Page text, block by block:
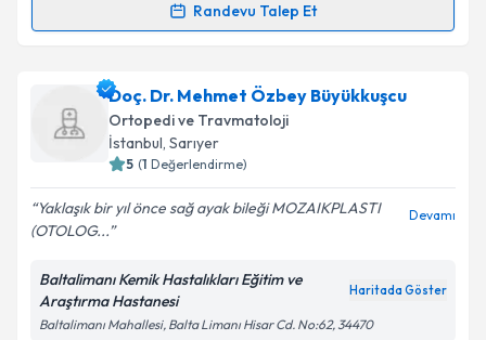
Randevu Talep Et
Randevu Takvimi Talebi
Op. Dr. Ahmet Keskiniçin randevu takvimi talebi
oluşturun. Size bu uzmandan randevu almanız için bir
takvim hazırlandığında e-posta ile bilgilendireceğiz.
Kişisel verilerimin işlenmesine ilişkin
Aydınlatma
Metni'ni okudum ve kişisel verilerimin belirtilen
kapsamda işlenmesini kabul ediyorum.
Doç. Dr. Mehmet Özbey Büyükkuşcu
Ortopedi ve Travmatoloji
İstanbul, Sarıyer
5 (1 Değerlendirme)
Yaklaşık bir yıl önce sağ ayak bileği MOZAIKPLASTI
(OTOLOG...
Devamı
Baltalimanı Kemik Hastalıkları Eğitim ve
Araştırma Hastanesi
Haritada Göster
Baltalimanı Mahallesi, Balta Limanı Hisar Cd. No:62, 34470